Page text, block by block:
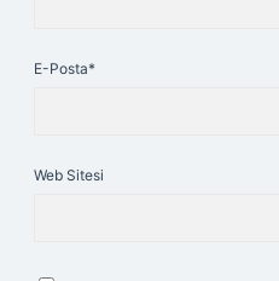
E-Posta*
Web Sitesi